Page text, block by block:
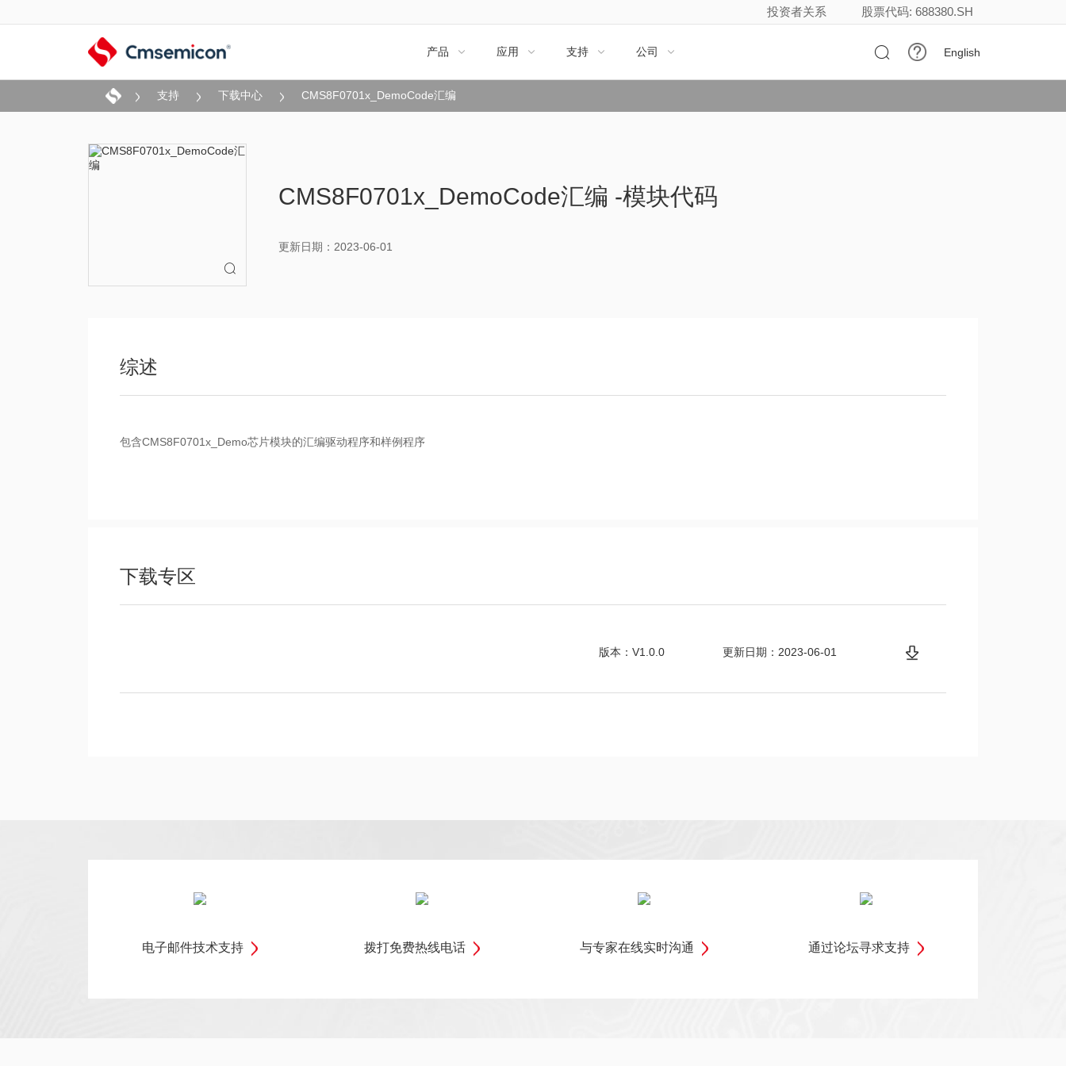
投资者关系 股票代码: 688380.SH
产品  应用  支持  公司   English
支持 下载中心 CMS8F0701x_DemoCode汇编

CMS8F0701x_DemoCode汇编 -模块代码
更新日期：2023-06-01
综述
包含CMS8F0701x_Demo芯片模块的汇编驱动程序和样例程序
下载专区
版本：V1.0.0 更新日期：2023-06-01
电子邮件技术支持 拨打免费热线电话 与专家在线实时沟通 通过论坛寻求支持